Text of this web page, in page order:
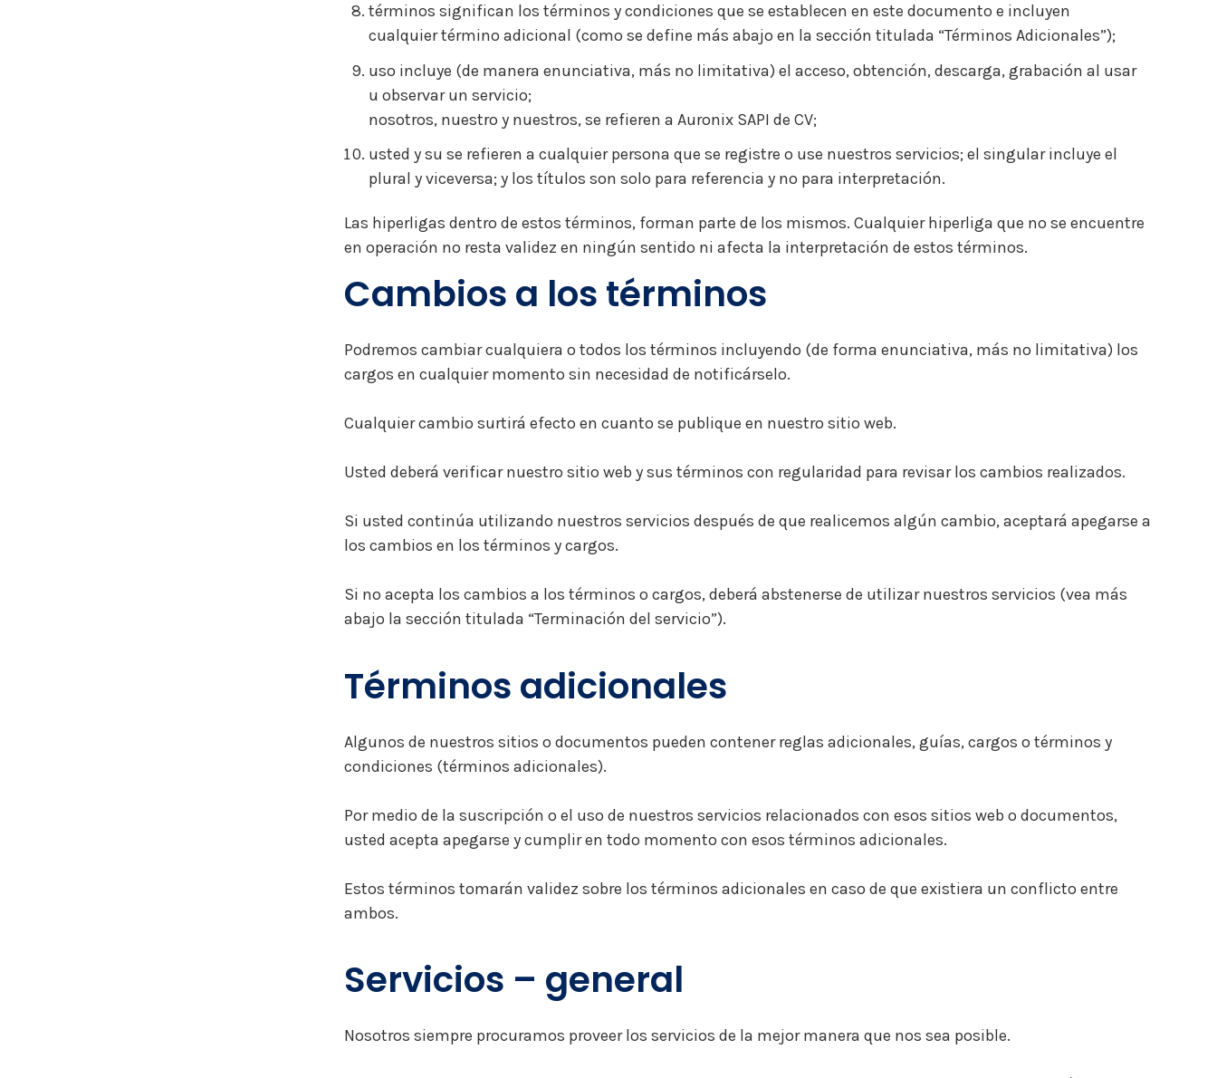
términos significan los términos y condiciones que se establecen en este documento e incluyen
cualquier término adicional (como se define más abajo en la sección titulada “Términos Adicionales”);
uso incluye (de manera enunciativa, más no limitativa) el acceso, obtención, descarga, grabación al usar
u observar un servicio;
nosotros, nuestro y nuestros, se refieren a Auronix SAPI de CV;
usted y su se refieren a cualquier persona que se registre o use nuestros servicios; el singular incluye el
plural y viceversa; y los títulos son solo para referencia y no para interpretación.
Las hiperligas dentro de estos términos, forman parte de los mismos. Cualquier hiperliga que no se encuentre
en operación no resta validez en ningún sentido ni afecta la interpretación de estos términos.
Cambios a los términos
Podremos cambiar cualquiera o todos los términos incluyendo (de forma enunciativa, más no limitativa) los
cargos en cualquier momento sin necesidad de notificárselo.
Cualquier cambio surtirá efecto en cuanto se publique en nuestro sitio web.
Usted deberá verificar nuestro sitio web y sus términos con regularidad para revisar los cambios realizados.
Si usted continúa utilizando nuestros servicios después de que realicemos algún cambio, aceptará apegarse a
los cambios en los términos y cargos.
Si no acepta los cambios a los términos o cargos, deberá abstenerse de utilizar nuestros servicios (vea más
abajo la sección titulada “Terminación del servicio”).
Términos adicionales
Algunos de nuestros sitios o documentos pueden contener reglas adicionales, guías, cargos o términos y
condiciones (términos adicionales).
Por medio de la suscripción o el uso de nuestros servicios relacionados con esos sitios web o documentos,
usted acepta apegarse y cumplir en todo momento con esos términos adicionales.
Estos términos tomarán validez sobre los términos adicionales en caso de que existiera un conflicto entre
ambos.
Servicios – general
Nosotros siempre procuramos proveer los servicios de la mejor manera que nos sea posible.